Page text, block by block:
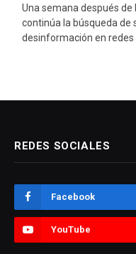
Una semana después
continúa la búsqueda de
desinformación en redes
REDES SOCIALES
Facebook
YouTube